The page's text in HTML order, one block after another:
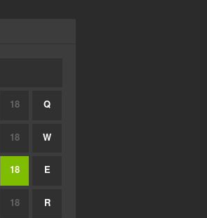
18 Q
18 W
18 E
18 R